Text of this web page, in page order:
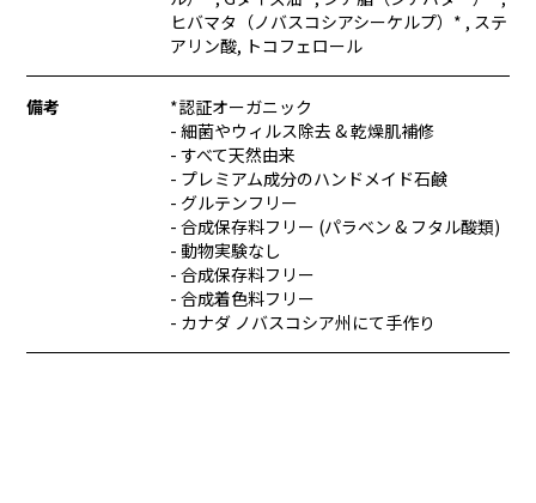
ヒバマタ（ノバスコシアシーケルプ）* , ステ
アリン酸, トコフェロール
備考
*認証オーガニック
- 細菌やウィルス除去 & 乾燥肌補修
- すべて天然由来
- プレミアム成分のハンドメイド石鹸
- グルテンフリー
- 合成保存料フリー (パラベン & フタル酸類)
- 動物実験なし
- 合成保存料フリー
- 合成着色料フリー
- カナダ ノバスコシア州にて手作り